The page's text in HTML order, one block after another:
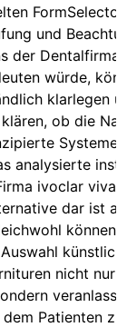
und
der Dentalfirma
würde,
klarlegen
ob die
Systeme
analysierte
ivoclar
dar ist
können
nicht nur
Patienten